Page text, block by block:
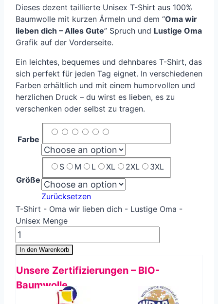
Dieses dezent taillierte Unisex T-Shirt aus 100%
Baumwolle mit kurzen Ärmeln und dem “Oma wir
lieben dich – Alles Gute” Spruch und Lustige Oma
Grafik auf der Vorderseite.
Ein leichtes, bequemes und dehnbares T-Shirt, das
sich perfekt für jeden Tag eignet. In verschiedenen
Farben erhältlich und mit einem humorvollen und
herzlichen Druck – du wirst es lieben, es zu
verschenken oder selbst zu tragen.
Farbe
Größe
S M L XL 2XL 3XL
Zurücksetzen
T-Shirt - Oma wir lieben dich - Lustige Oma -
Unisex Menge
In den Warenkorb
Unsere Zertifizierungen – BIO-
Baumwolle